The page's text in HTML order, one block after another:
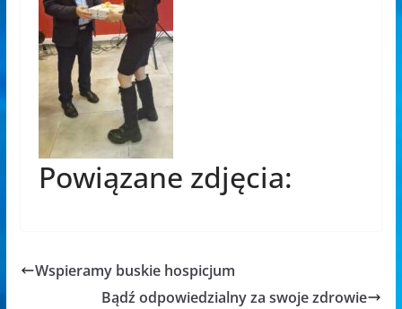
Powiązane zdjęcia:
Wspieramy buskie hospicjum
Bądź odpowiedzialny za swoje zdrowie